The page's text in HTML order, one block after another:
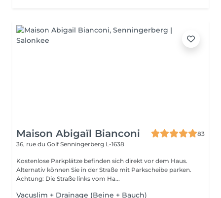
Maison Abigaïl Bianconi
83
36, rue du GolfSenningerberg L-1638
Kostenlose Parkplätze befinden sich direkt vor dem Haus.
Alternativ können Sie in der Straße mit Parkscheibe parken.
Achtung: Die Straße links vom Ha...
Vacuslim + Drainage (Beine + Bauch)